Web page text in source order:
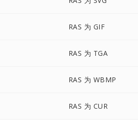
RAS 为 GIF
RAS 为 TGA
RAS 为 WBMP
RAS 为 CUR